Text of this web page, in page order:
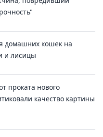
домашних кошек на
и лисицы
проката нового
качество картины